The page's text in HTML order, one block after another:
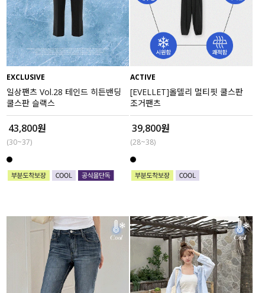
EXCLUSIVE
일상팬츠 Vol.28 테인드 히든밴딩
쿨스판 슬랙스
43,800원
(30~37)
ACTIVE
[EVELLET]올델리 멀티핏 쿨스판
조거팬츠
39,800원
(28~38)